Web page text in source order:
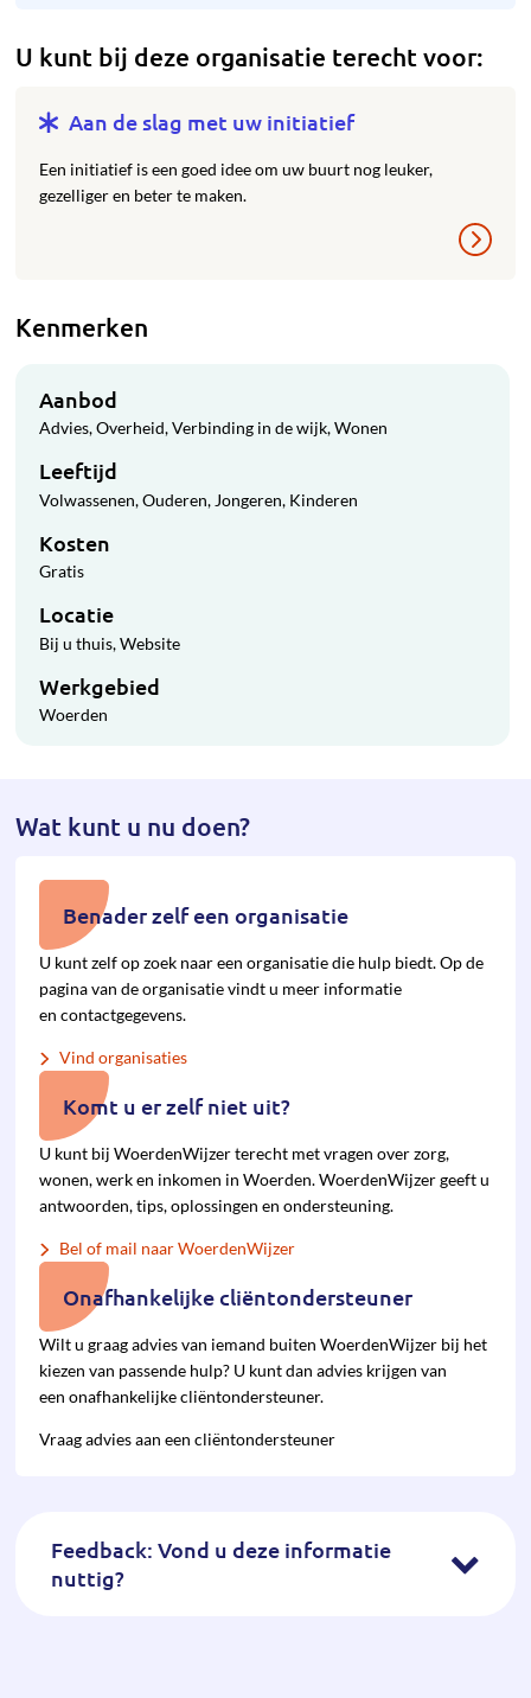
U kunt bij deze organisatie terecht voor:
Aan de slag met uw initiatief
Een initiatief is een goed idee om uw buurt nog leuker,
gezelliger en beter te maken.
Kenmerken
Aanbod
Advies Overheid Verbinding in de wijk Wonen
Leeftijd
Volwassenen Ouderen Jongeren Kinderen
Kosten
Gratis
Locatie
Bij u thuis Website
Werkgebied
Woerden
Wat kunt u nu doen?
Benader zelf een organisatie
U kunt zelf op zoek naar een organisatie die hulp biedt. Op de
pagina van de organisatie vindt u meer informatie
en contactgegevens.
Vind organisaties
Komt u er zelf niet uit?
U kunt bij WoerdenWijzer terecht met vragen over zorg,
wonen, werk en inkomen in Woerden. WoerdenWijzer geeft u
antwoorden, tips, oplossingen en ondersteuning.
Bel of mail naar WoerdenWijzer
Onafhankelijke cliëntondersteuner
Wilt u graag advies van iemand buiten WoerdenWijzer bij het
kiezen van pas­sende hulp? U kunt dan advies krijgen van
een onafhan­kelijke cliënt­onder­steuner.
Vraag advies aan een cliëntondersteuner
Feedback: Vond u deze informatie
nuttig?